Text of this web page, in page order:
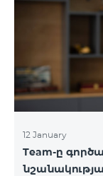
12 January
Team-ը